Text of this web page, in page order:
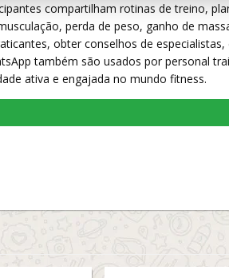
compartilham rotinas de treino,
perda de peso, ganho de
obter conselhos de especialistas,
também são usados por personal
ativa e engajada no mundo fitness.